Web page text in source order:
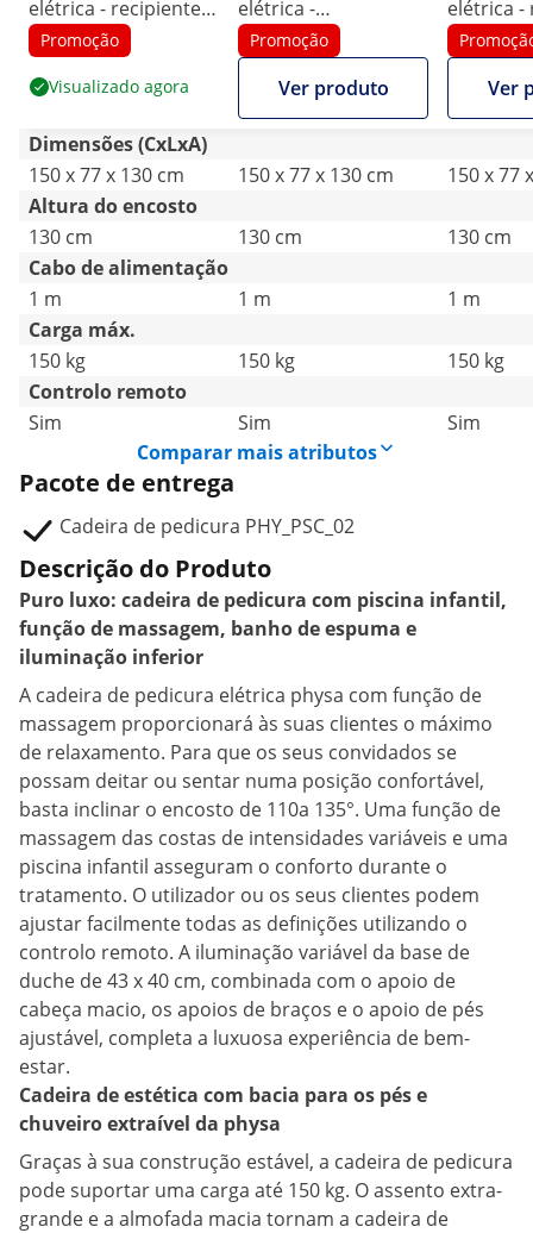
elétrica - recipiente
para pés - função de
150 kg - preto
Promoção
Visualizado agora
elétrica -
reservatório para os
pés - 105 W - 150 kg -
branca - função de
Promoção
Ver produto
elétrica -
para
150 kg -
Ver
Dimensões (CxLxA)
150 x 77 x 130 cm
150 x 77 x 130 cm
150 x 77
Altura do encosto
130 cm
130 cm
130 cm
Cabo de alimentação
1 m
1 m
1 m
Carga máx.
150 kg
150 kg
150 kg
Controlo remoto
Sim
Sim
Sim
Comparar mais atributos
Pacote de entrega
Cadeira de pedicura PHY_PSC_02
Descrição do Produto
Puro luxo: cadeira de pedicura com piscina infantil,
função de massagem, banho de espuma e
iluminação inferior
A cadeira de pedicura elétrica physa com função de
massagem proporcionará às suas clientes o máximo
de relaxamento. Para que os seus convidados se
possam deitar ou sentar numa posição confortável,
basta inclinar o encosto de 110a 135°. Uma função de
massagem das costas de intensidades variáveis e uma
piscina infantil asseguram o conforto durante o
tratamento. O utilizador ou os seus clientes podem
ajustar facilmente todas as definições utilizando o
controlo remoto. A iluminação variável da base de
duche de 43 x 40 cm, combinada com o apoio de
cabeça macio, os apoios de braços e o apoio de pés
ajustável, completa a luxuosa experiência de bem-
estar.
Cadeira de estética com bacia para os pés e
chuveiro extraível da physa
Graças à sua construção estável, a cadeira de pedicura
pode suportar uma carga até 150 kg. O assento extra-
grande e a almofada macia tornam a cadeira de